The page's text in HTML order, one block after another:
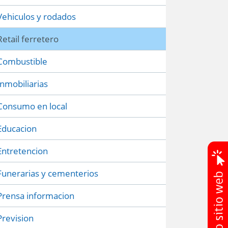
y rodados
ferretero
en local
y cementerios
informacion